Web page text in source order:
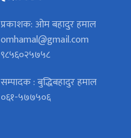
प्रकाशक: ओम बहादुर हमाल
omhamal@gmail.com
९८५६०२५७५८
सम्पादक : बुद्धिबहादुर हमाल
०६१-५७७५०६